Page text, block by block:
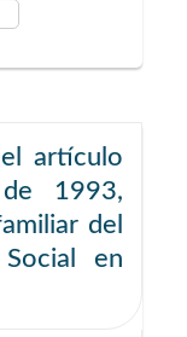
artículo
1993,
del
en